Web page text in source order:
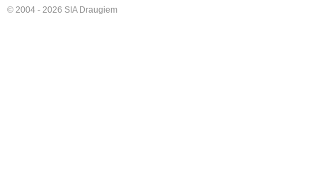
© 2004 - 2026 SIA Draugiem